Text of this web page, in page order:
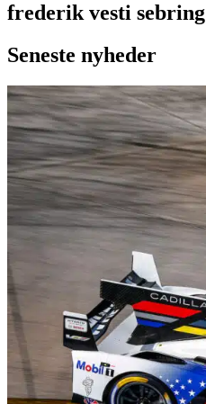
frederik vesti sebring
Seneste nyheder